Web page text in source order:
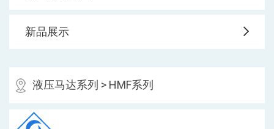
新品展示
液压马达系列 > HMF系列